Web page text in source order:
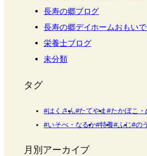
長寿の郷ブログ
長寿の郷デイホームおもい
栄養士ブログ
未分類
タグ
はくさん たてやま たかぼこ・
いそべ・なるか 特養 ふじ の
月別アーカイブ